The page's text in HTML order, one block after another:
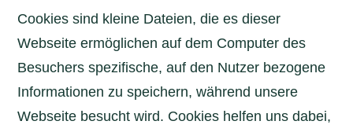
Cookies sind kleine Dateien, die es dieser
Webseite ermöglichen auf dem Computer des
Besuchers spezifische, auf den Nutzer bezogene
Informationen zu speichern, während unsere
Webseite besucht wird. Cookies helfen uns dabei,